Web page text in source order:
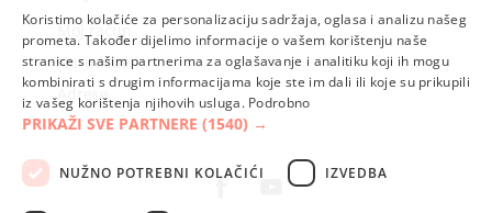
Moj račun
Narudžbe
Adrese
Koristimo kolačiće za personalizaciju sadržaja, oglasa i analizu našeg
prometa. Također dijelimo informacije o vašem korištenju naše
stranice s našim partnerima za oglašavanje i analitiku koji ih mogu
kombinirati s drugim informacijama koje ste im dali ili koje su prikupili
iz vašeg korištenja njihovih usluga. Podrobno
PRIKAŽI SVE PARTNERE (1540) →
NUŽNO POTREBNI KOLAČIĆI IZVEDBA